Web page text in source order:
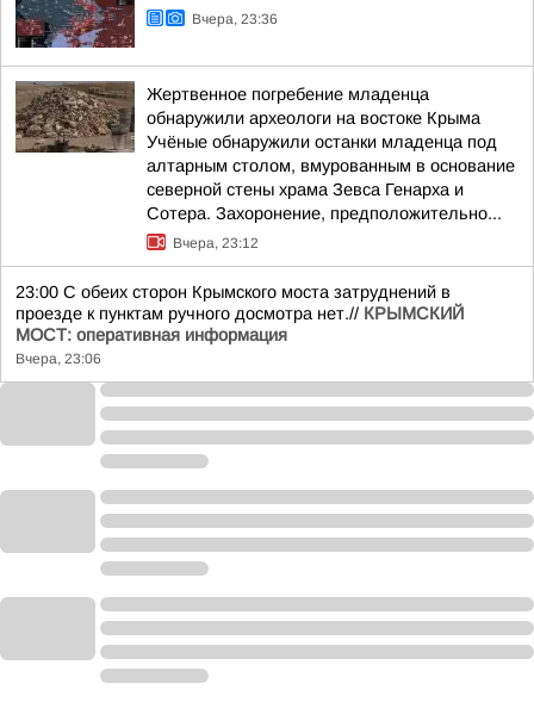
Вчера, 23:36
Жертвенное погребение младенца
обнаружили археологи на востоке Крыма
Учёные обнаружили останки младенца под
алтарным столом, вмурованным в основание
северной стены храма Зевса Генарха и
Сотера. Захоронение, предположительно...
Вчера, 23:12
23:00 С обеих сторон Крымского моста затруднений в
проезде к пунктам ручного досмотра нет.// КРЫМСКИЙ
МОСТ: оперативная информация
Вчера, 23:06